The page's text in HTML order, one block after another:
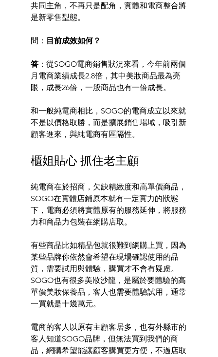
共同主角，不再只是配角，實體和電商整合將
是新零售型態。
問： 目前成效如何？
答：從SOGO電商銷售狀況來看，今年前兩個
月電商業績成長2.8倍，其中美妝商品最為亮
眼，成長26倍，一般商品也有一倍成長。
和一般純電商相比，SOGO的電商成立以來就
不是以價格取勝，而是擴展銷售場域，吸引新
顧客進來，與純電商有區隔性。
櫃姐貼心 抓住老主顧
純電商在於招商，欠缺精緻度和高單價商品，
SOGO在實體店鋪原本就有一定實力的狀態
下，電商必須將實體原有的服務延伸，將服務
力和商品力包裝在網購店取。
有些商品比如精品包就很難到網購上買，因為
某些品牌你依然會希望在現場確認使用的品
質，需要試用與體驗，購買才不會有疑慮。
SOGO也有很多美妝沙龍，是屬於要體驗的高
單價美妝保養品，客人也需要體驗試用，通常
一買就是十幾萬元。
電商的客人以原有主顧客居多，也有外縣市的
客人知道SOGO品牌，但無法買到我們的商
品，網購希望能讓顧客購買更方便，不過店取